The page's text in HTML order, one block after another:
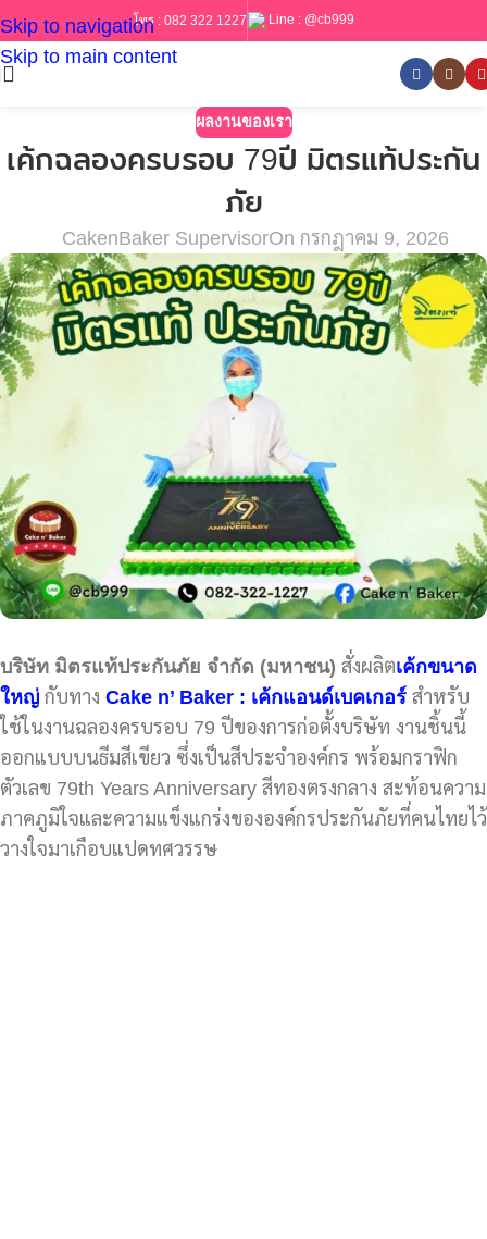
Skip to navigation
Skip to main content
โทร : 082 322 1227 Line : @cb999
ผลงานของเรา
เค้กฉลองครบรอบ 79ปี มิตรแท้ประกัน
ภัย
CakenBaker SupervisorOn กรกฎาคม 9, 2026
บริษัท มิตรแท้ประกันภัย จำกัด (มหาชน) สั่งผลิตเค้กขนาด
ใหญ่ กับทาง Cake n’ Baker : เค้กแอนด์เบคเกอร์ สำหรับ
ใช้ในงานฉลองครบรอบ 79 ปีของการก่อตั้งบริษัท งานชิ้นนี้
ออกแบบบนธีมสีเขียว ซึ่งเป็นสีประจำองค์กร พร้อมกราฟิก
ตัวเลข 79th Years Anniversary สีทองตรงกลาง สะท้อนความ
ภาคภูมิใจและความแข็งแกร่งขององค์กรประกันภัยที่คนไทยไว้
วางใจมาเกือบแปดทศวรรษ